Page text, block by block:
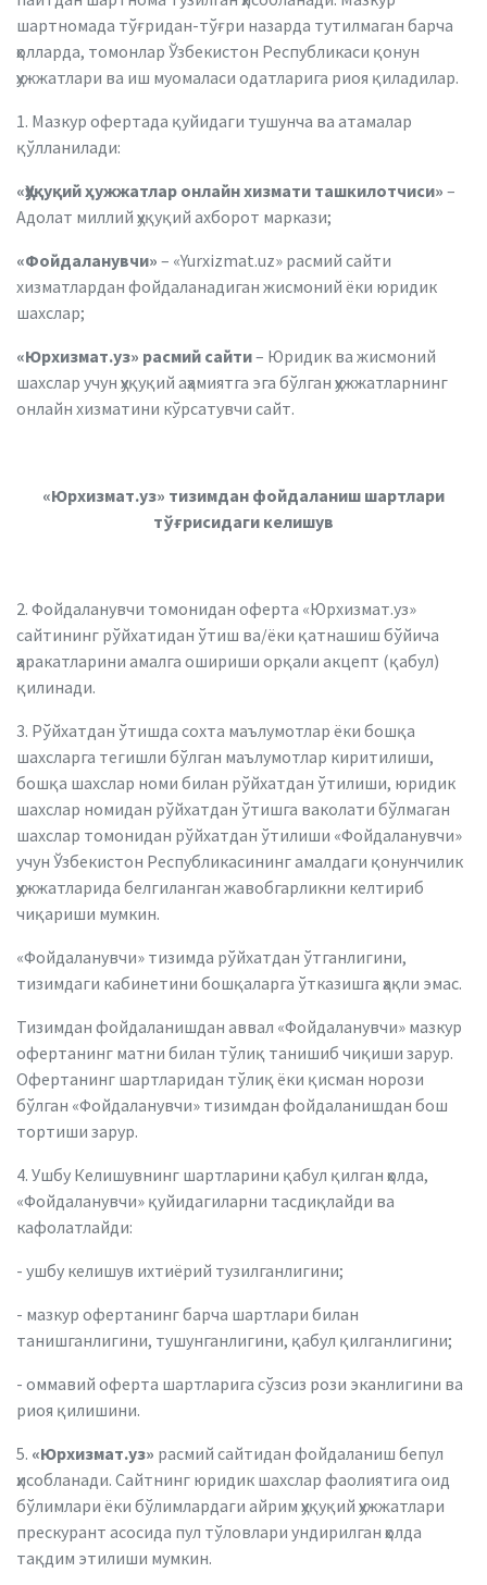
шартномада тўғридан-тўғри назарда тутилмаган барча
ҳолларда, томонлар Ўзбекистон Республикаси қонун
ҳужжатлари ва иш муомаласи одатларига риоя қиладилар.
1. Мазкур офертада қуйидаги тушунча ва атамалар
қўлланилади:
«Ҳуқуқий ҳужжатлар онлайн хизмати ташкилотчиси» –
Адолат миллий ҳуқуқий ахборот маркази;
«Фойдаланувчи» – «Yurxizmat.uz» расмий сайти
хизматлардан фойдаланадиган жисмоний ёки юридик
шахслар;
«Юрхизмат.уз» расмий сайти– Юридик ва жисмоний
шахслар учун ҳуқуқий аҳамиятга эга бўлган ҳужжатларнинг
онлайн хизматини кўрсатувчи сайт.
«Юрхизмат.уз» тизимдан фойдаланиш шартлари
тўғрисидаги келишув
2. Фойдаланувчи томонидан оферта «Юрхизмат.уз»
сайтининг рўйхатидан ўтиш ва/ёки қатнашиш бўйича
ҳаракатларини амалга ошириши орқали акцепт (қабул)
қилинади.
3. Рўйхатдан ўтишда сохта маълумотлар ёки бошқа
шахсларга тегишли бўлган маълумотлар киритилиши,
бошқа шахслар номи билан рўйхатдан ўтилиши, юридик
шахслар номидан рўйхатдан ўтишга ваколати бўлмаган
шахслар томонидан рўйхатдан ўтилиши «Фойдаланувчи»
учун Ўзбекистон Республикасининг амалдаги қонунчилик
ҳужжатларида белгиланган жавобгарликни келтириб
чиқариши мумкин.
«Фойдаланувчи» тизимда рўйхатдан ўтганлигини,
тизимдаги кабинетини бошқаларга ўтказишга ҳақли эмас.
Тизимдан фойдаланишдан аввал «Фойдаланувчи» мазкур
офертанинг матни билан тўлиқ танишиб чиқиши зарур.
Офертанинг шартларидан тўлиқ ёки қисман норози
бўлган «Фойдаланувчи» тизимдан фойдаланишдан бош
тортиши зарур.
4. Ушбу Келишувнинг шартларини қабул қилган ҳолда,
«Фойдаланувчи» қуйидагиларни тасдиқлайди ва
кафолатлайди:
- ушбу келишув ихтиёрий тузилганлигини;
- мазкур офертанинг барча шартлари билан
танишганлигини, тушунганлигини, қабул қилганлигини;
- оммавий оферта шартларига сўзсиз рози эканлигини ва
риоя қилишини.
5. «Юрхизмат.уз» расмий сайтидан фойдаланиш бепул
ҳисобланади. Сайтнинг юридик шахслар фаолиятига оид
бўлимлари ёки бўлимлардаги айрим ҳуқуқий ҳужжатлари
прескурант асосида пул тўловлари ундирилган ҳолда
тақдим этилиши мумкин.